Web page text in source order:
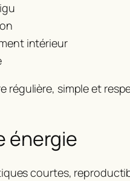
intérieur
simple et
énergie
courtes,